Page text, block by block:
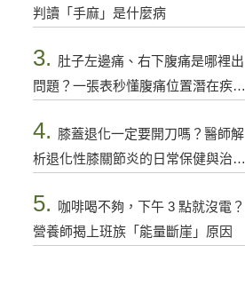
判讀「手麻」是什麼病
3. 肚子左邊痛、右下腹痛是哪裡出
問題？一張表秒懂腹痛位置潛在疾病
4. 膝蓋退化一定要開刀嗎？醫師解
析退化性膝關節炎的日常保健與治療
5.
咖啡喝不夠，下午 3 點就沒電？
營養師揭上班族「能量斷崖」原因